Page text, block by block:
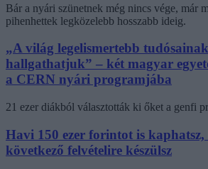
Bár a nyári szünetnek még nincs vége, már
pihenhettek legközelebb hosszabb ideig.
„A világ legelismertebb
hallgathatjuk” – két magyar
a CERN nyári programjába
21 ezer diákból választották ki őket a genfi
Havi 150 ezer forintot is kaphatsz,
következő felvételire készülsz